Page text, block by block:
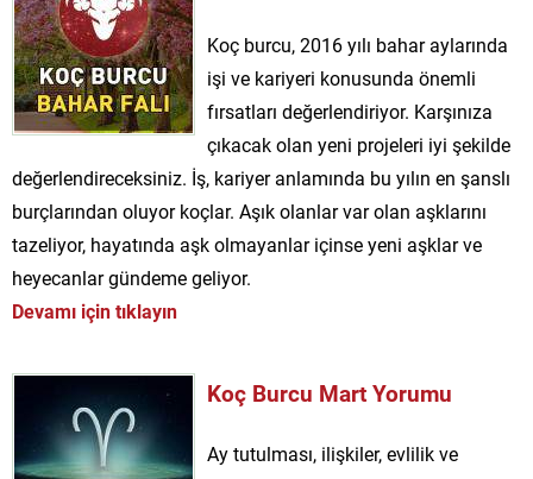
Koç burcu, 2016 yılı bahar aylarında
işi ve kariyeri konusunda önemli
fırsatları değerlendiriyor. Karşınıza
çıkacak olan yeni projeleri iyi şekilde
değerlendireceksiniz. İş, kariyer anlamında bu yılın en şanslı
burçlarından oluyor koçlar. Aşık olanlar var olan aşklarını
tazeliyor, hayatında aşk olmayanlar içinse yeni aşklar ve
heyecanlar gündeme geliyor.
Devamı için tıklayın
Koç Burcu Mart Yorumu
Ay tutulması, ilişkiler, evlilik ve